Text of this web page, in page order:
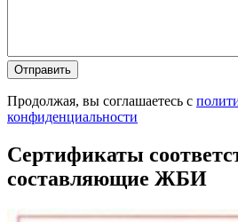
Продолжая, вы соглашаетесь с
конфиденциальности
Сертификаты
составляющие ЖБИ